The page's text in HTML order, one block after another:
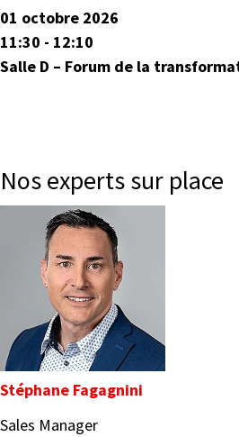
01 octobre 2026
11:30 - 12:10
Salle D – Forum de la
Nos experts sur place
Stéphane Fagagnini
Sales Manager